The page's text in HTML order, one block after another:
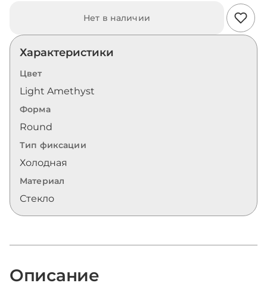
Нет в наличии
Характеристики
Цвет
Light Amethyst
Форма
Round
Тип фиксации
Холодная
Материал
Стекло
Описание